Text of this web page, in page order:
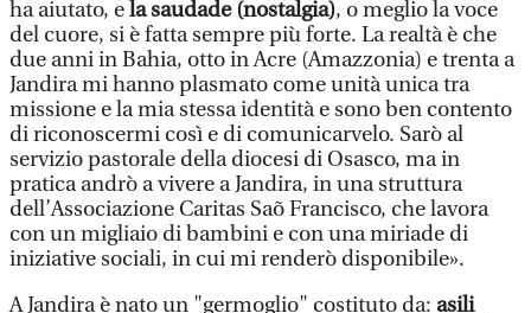
ha aiutato, ela saudade (nostalgia), o meglio la voce
del cuore, si è fatta sempre più forte. La realtà è che
due anni in Bahia, otto in Acre (Amazzonia) e trenta a
Jandira mi hanno plasmato come unità unica tra
missione e la mia stessa identità e sono ben contento
di riconoscermi così e di comunicarvelo. Sarò al
servizio pastorale della diocesi di Osasco, ma in
pratica andrò a vivere a Jandira, in una struttura
dell’Associazione Caritas Saõ Francisco, che lavora
con un migliaio di bambini e con una miriade di
iniziative sociali, in cui mi renderò disponibile».
A Jandira è nato un "germoglio" costituto da: asili